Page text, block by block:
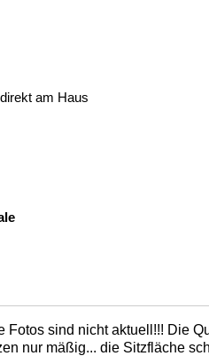
am Haus
Fotos sind nicht aktuell!!! Die
nur mäßig... die Sitzfläche